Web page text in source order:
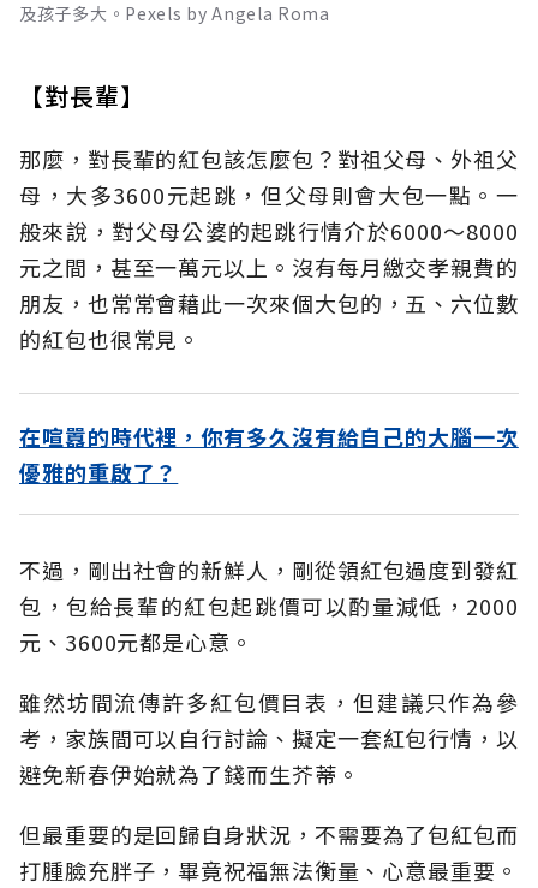
及孩子多大。Pexels by Angela Roma
【對長輩】
那麼，對長輩的紅包該怎麼包？對祖父母、外祖父
母，大多3600元起跳，但父母則會大包一點。一
般來說，對父母公婆的起跳行情介於6000～8000
元之間，甚至一萬元以上。沒有每月繳交孝親費的
朋友，也常常會藉此一次來個大包的，五、六位數
的紅包也很常見。
在喧囂的時代裡，你有多久沒有給自己的大腦一次
優雅的重啟了？
不過，剛出社會的新鮮人，剛從領紅包過度到發紅
包，包給長輩的紅包起跳價可以酌量減低，2000
元、3600元都是心意。
雖然坊間流傳許多紅包價目表，但建議只作為參
考，家族間可以自行討論、擬定一套紅包行情，以
避免新春伊始就為了錢而生芥蒂。
但最重要的是回歸自身狀況，不需要為了包紅包而
打腫臉充胖子，畢竟祝福無法衡量、心意最重要。